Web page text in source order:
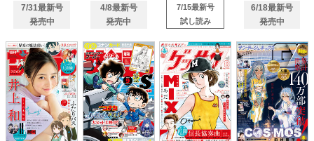
7/31最新号
発売中
4/8最新号
発売中
7/15最新号
試し読み
6/18最新号
発売中